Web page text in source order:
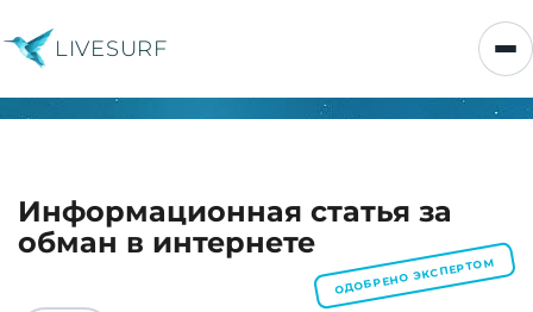
LIVESURF
Информационная статья за
обман в интернете
ОДОБРЕНО ЭКСПЕРТОМ